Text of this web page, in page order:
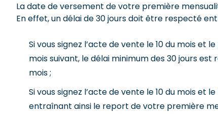
La date de versement de votre première
En effet, un délai de 30 jours doit être respecté
Si vous signez l’acte de vente le 10 du mois et
mois suivant, le délai minimum des 30 jours
mois ;
Si vous signez l’acte de vente le 10 du mois et
entraînant ainsi le report de votre première